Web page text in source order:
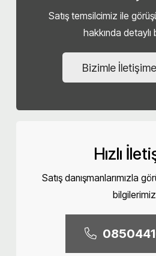
Satış temsilcimiz ile
hakkında detaylı
Bizimle
Hızlı
Satış danışmanlarımızla
bilgilerimiz